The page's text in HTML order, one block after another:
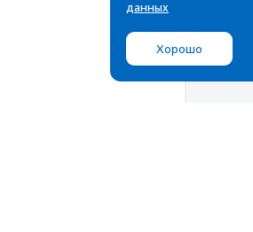
данных
Хорошо